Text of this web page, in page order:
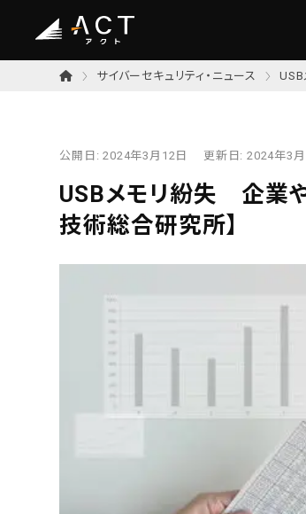
サイバーセキュリティ・ニュース USB
公開日:2024年3月12日 更新日: 2024年3月
USBメモリ紛失 企業
技術総合研究所】